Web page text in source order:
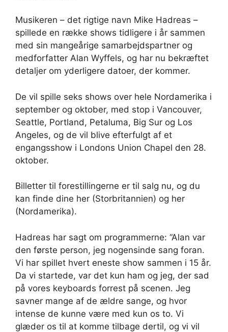
Musikeren – det rigtige navn Mike Hadreas –
spillede en række shows tidligere i år sammen
med sin mangeårige samarbejdspartner og
medforfatter Alan Wyffels, og har nu bekræftet
detaljer om yderligere datoer, der kommer.
De vil spille seks shows over hele Nordamerika i
september og oktober, med stop i Vancouver,
Seattle, Portland, Petaluma, Big Sur og Los
Angeles, og de vil blive efterfulgt af et
engangsshow i Londons Union Chapel den 28.
oktober.
Billetter til forestillingerne er til salg nu, og du
kan finde dine her (Storbritannien) og her
(Nordamerika).
Hadreas har sagt om programmerne: “Alan var
den første person, jeg nogensinde sang foran.
Vi har spillet hvert eneste show sammen i 15 år.
Da vi startede, var det kun ham og jeg, der sad
på vores keyboards forrest på scenen. Jeg
savner mange af de ældre sange, og hvor
intense de kunne være med kun os to. Vi
glæder os til at komme tilbage dertil, og vi vil